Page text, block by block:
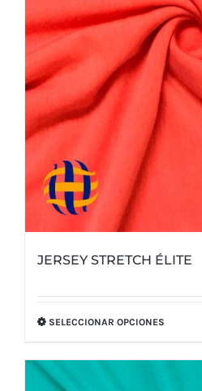
JERSEY STRETCH ÉLITE
SELECCIONAR OPCIONES